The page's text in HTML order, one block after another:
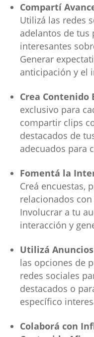
Compartí
Utilizá las redes
adelantos de tus
interesantes
Generar
anticipación y el
Crea Contenido
exclusivo para
compartir clips
destacados de
adecuados para
Fomentá la
Creá encuestas,
relacionados
Involucrar a tu
interacción y
Utilizá
las opciones de
redes sociales
destacados o
específico
Colaborá con